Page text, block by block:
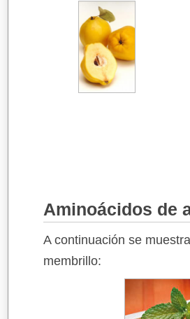
Aminoácidos de
A continuación se
membrillo: